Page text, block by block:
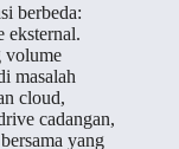
berbeda:
eksternal.
volume
masalah
cloud,
cadangan,
yang